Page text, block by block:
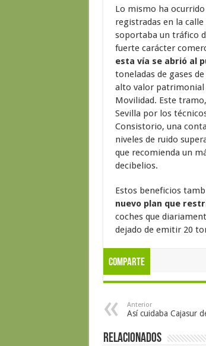
Lo mismo ha
registradas en la
soportaba un tráfico
fuerte carácter
esta vía se abrió al
toneladas de gases
alto valor patrimonial
Movilidad. Este
Sevilla por los
Consistorio, una
niveles de ruido
que recomienda un
decibelios.
Estos beneficios
nuevo plan que
coches que
dejado de emitir 20
Comparte
Anterior
Así cuidaba Cajasur
Relacionados